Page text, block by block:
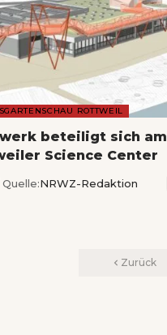
ROTTWEIL
beteiligt sich am
Science Center
NRWZ-Redaktion
Zurück